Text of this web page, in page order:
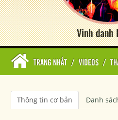
Vinh danh
TRANG NHẤT / VIDEOS /
Thông tin cơ bản Danh